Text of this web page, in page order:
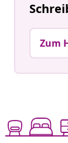
Zum